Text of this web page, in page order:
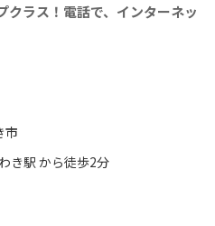
クラス！電話で、インターネッ
市
き駅 から徒歩2分